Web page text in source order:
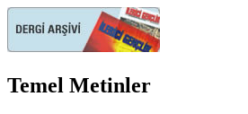
Temel Metinler